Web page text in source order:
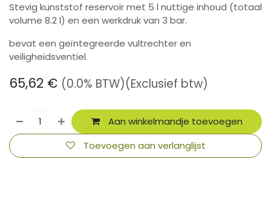
Stevig kunststof reservoir met 5 l nuttige inhoud (totaal
volume 8.2 l) en een werkdruk van 3 bar.
bevat een geïntegreerde vultrechter en
veiligheidsventiel.
65,62 € (0.0% BTW)(Exclusief btw)
Aan winkelmandje toevoegen
Toevoegen aan verlanglijst